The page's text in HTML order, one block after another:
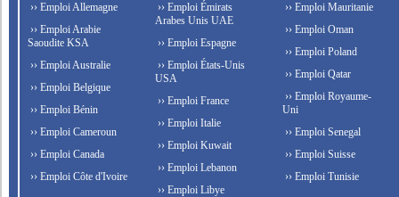
›› Emploi Allemagne
›› Emploi Arabie
Saoudite KSA
›› Emploi Australie
›› Emploi Belgique
›› Emploi Bénin
›› Emploi Cameroun
›› Emploi Canada
›› Emploi Côte d'Ivoire
›› Emploi Émirats
Arabes Unis UAE
›› Emploi Espagne
›› Emploi États-Unis
USA
›› Emploi France
›› Emploi Italie
›› Emploi Kuwait
›› Emploi Lebanon
›› Emploi Libye
›› Emploi Mauritanie
›› Emploi Oman
›› Emploi Poland
›› Emploi Qatar
›› Emploi Royaume-
Uni
›› Emploi Senegal
›› Emploi Suisse
›› Emploi Tunisie